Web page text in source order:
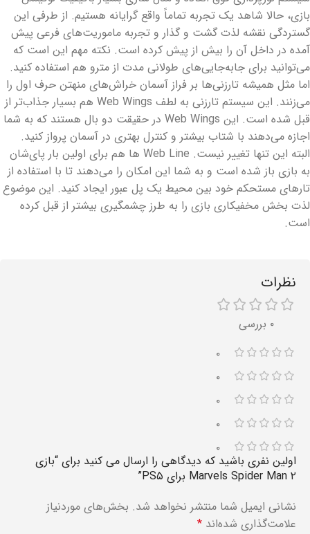
بازی، حالا شاهد یک تجربه تماماً واقع گرایانه هستیم. از طرفی این
گستردگی نقشه لذت گشت و گذار و تجربه ماموریت‌های فرعی پیش
آمده در داخل آن را بیش از پیش کرده است. نکته مهم این است که
می‌توانید برای جابه‌جایی‌های طولانی مدت از مترو هم استفاده کنید.
اما مثل همیشه تارزنی‌ها بر فراز آسمان خراش‌های منهتن حرف اول را
می‌زنند. این سیستم تارزنی به لطف Web Wings هم بسیار جذاب‌تر از
قبل شده است. این Web Wings در حقیقت دو بال هستند که به شما
اجازه می‌دهند با شتاب بیشتر و کنترل بهتری در آسمان پرواز کنید.
البته این تنها تغییر نیست. Web Line ها هم برای اولین بار پای‌شان
به بازی باز شده است و به شما این امکان را می‌دهند تا با استفاده از
تارهای مستحکم خود بین محیط یک پل عبور ایجاد کنید. این موضوع
لذت بخش مخفیکاری بازی را به طرز چشمگیری بیشتر از قبل کرده
است.
نظرات
۰ بررسی
۰
۰
۰
۰
۰
اولین نفری باشید که دیدگاهی را ارسال می کنید برای “بازی
Marvels Spider Man ۲ برای PS۵”
نشانی ایمیل شما منتشر نخواهد شد. بخش‌های موردنیاز
علامت‌گذاری شده‌اند *